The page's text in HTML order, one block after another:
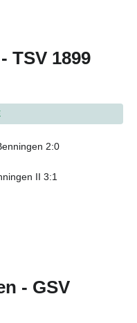
TSV 1899
2:0
II 3:1
- GSV